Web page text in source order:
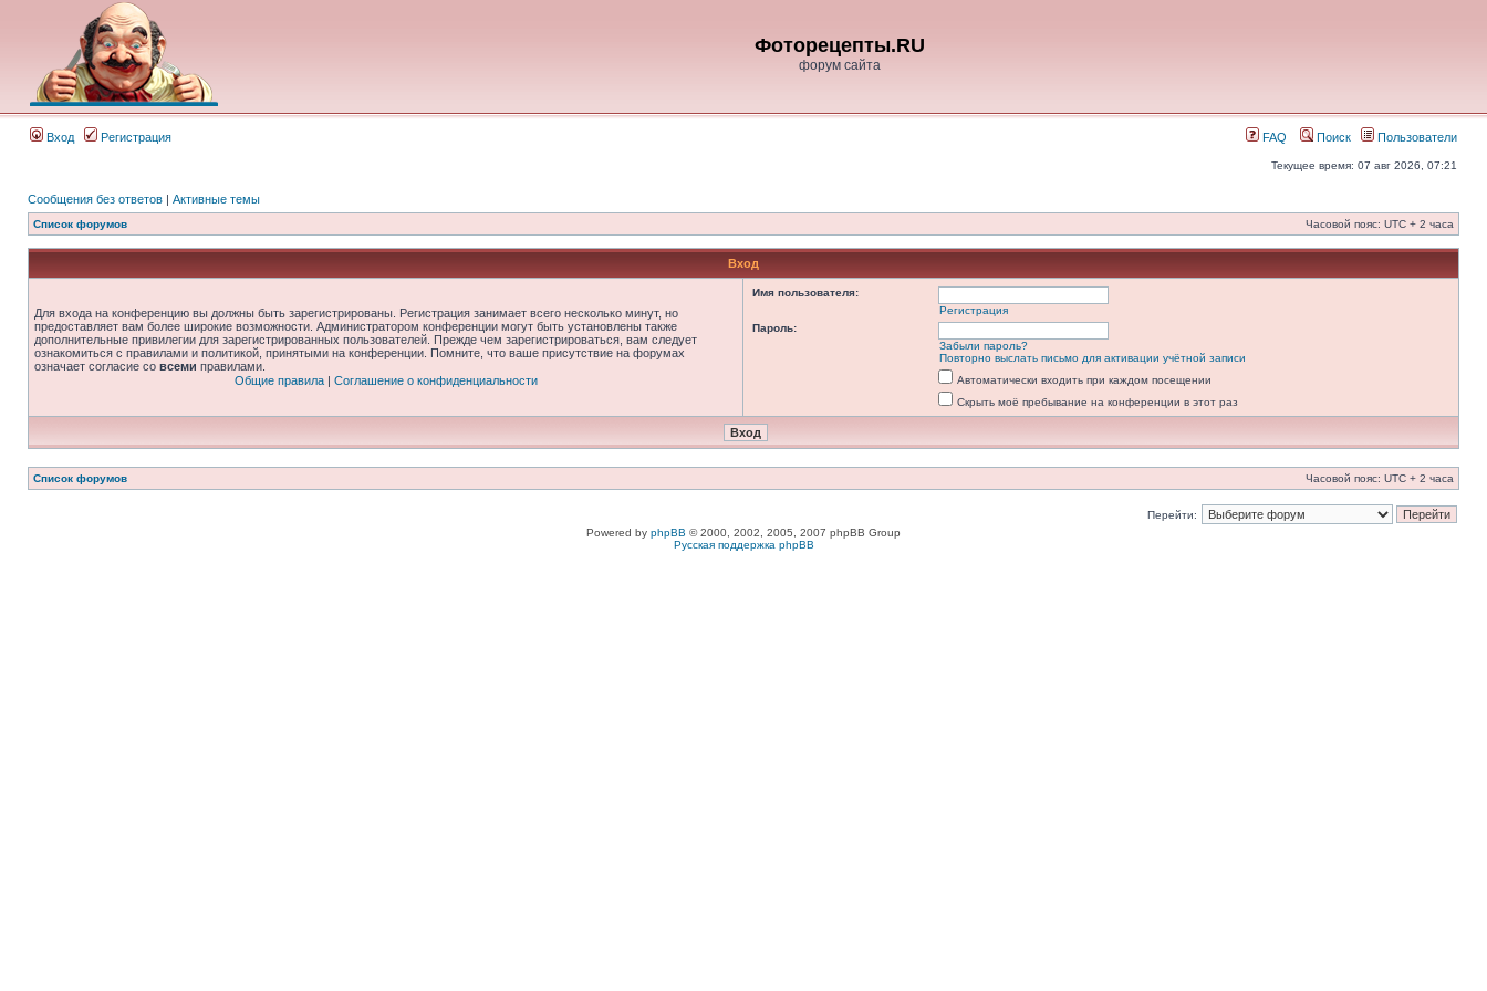
Фоторецепты.RU
форум сайта
Вход Регистрация FAQ Поиск Пользователи
Текущее время: 07 авг 2026, 07:21
Сообщения без ответов | Активные темы
Список форумов Часовой пояс: UTC + 2 часа
Вход
Для входа на конференцию вы должны быть зарегистрированы. Регистрация занимает всего несколько минут, но
предоставляет вам более широкие возможности. Администратором конференции могут быть установлены также
дополнительные привилегии для зарегистрированных пользователей. Прежде чем зарегистрироваться, вам следует
ознакомиться с правилами и политикой, принятыми на конференции. Помните, что ваше присутствие на форумах
означает согласие со всеми правилами.
Общие правила| Соглашение о конфиденциальности
Имя пользователя:
Регистрация
Пароль:
Забыли пароль?
Повторно выслать письмо для активации учётной записи
Автоматически входить при каждом посещении
Скрыть моё пребывание на конференции в этот раз
Список форумов Часовой пояс: UTC + 2 часа
Перейти:
Powered by phpBB © 2000, 2002, 2005, 2007 phpBB Group
Русская поддержка phpBB